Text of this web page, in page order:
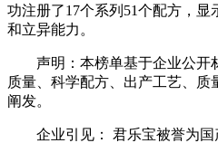
功注册了17个系列51个配方，
和立异能力。
声明：本榜单基于企业公开
质量、科学配方、出产工艺、
阐发。
企业引见： 君乐宝被誉为国